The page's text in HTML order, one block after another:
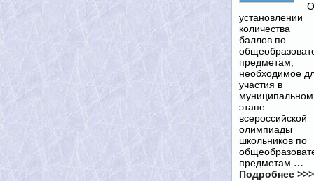
установлении
количества
баллов по
предметам,
необходимое
участия в
муниципальном
этапе
всероссийской
олимпиады
школьников по
предметам …
Подробнее >>>